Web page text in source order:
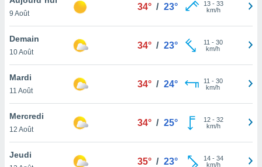
et
»,
au
vous
qu'ils
ou
le
9 Août
34° / 23° 13- 33
km/h
Demain
10 Août
34° / 23° 11 - 30
km/h
Mardi
11 Août
34° / 24° 11 - 30
km/h
Mercredi
12 Août
34° / 25° 12- 32
km/h
Jeudi
35° / 23° 14- 34
km/h